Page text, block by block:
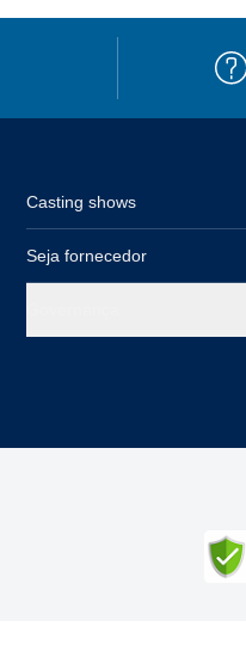
Casting shows
Seja fornecedor